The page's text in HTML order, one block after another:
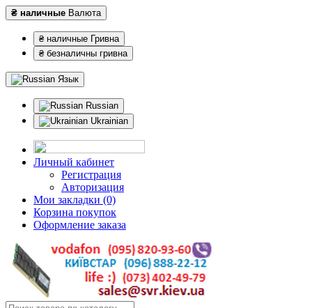
₴ наличные Валюта
₴ наличные Гривна
₴ безналичны гривна
Язык
Russian
Ukrainian
Личный кабинет
Регистрация
Авторизация
Мои закладки (0)
Корзина покупок
Оформление заказа